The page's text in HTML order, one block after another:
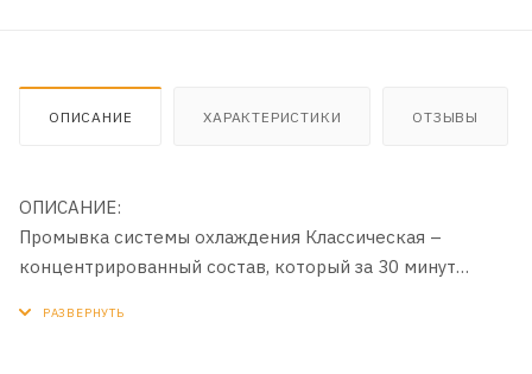
ОПИСАНИЕ ХАРАКТЕРИСТИКИ ОТЗЫВЫ
ОПИСАНИЕ:
Промывка системы охлаждения Классическая –
концентрированный состав, который за 30 минут